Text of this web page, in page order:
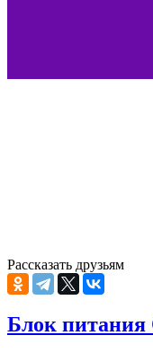
Рассказать друзьям
Блок питания